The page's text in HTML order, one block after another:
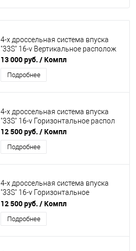
4-х дроссельная система впуска
"33S" 16-v Вертикальное располож
13 000 руб. / Компл
Подробнее
4-х дроссельная система впуска
"33S" 16-v Горизонтальное распол
12 500 руб. / Компл
Подробнее
4-х дроссельная система впуска
"33S" 16-v Горизонтальное
расположение со смещением.
12 500 руб. / Компл
Подробнее